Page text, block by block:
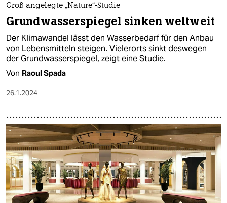
Groß angelegte „Nature“-Studie
Grundwasserspiegel sinken weltweit
Der Klimawandel lässt den Wasserbedarf für den Anbau
von Lebensmitteln steigen. Vielerorts sinkt deswegen
der Grundwasserspiegel, zeigt eine Studie.
Von Raoul Spada
26.1.2024